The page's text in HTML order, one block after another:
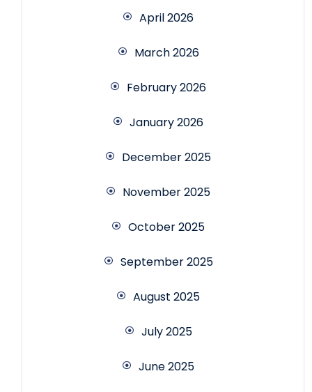
April 2026
March 2026
February 2026
January 2026
December 2025
November 2025
October 2025
September 2025
August 2025
July 2025
June 2025